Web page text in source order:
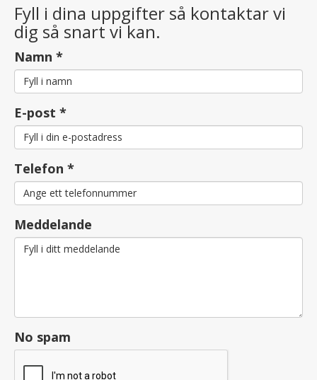
Fyll i dina uppgifter så kontaktar vi
dig så snart vi kan.
Namn *
E-post *
Telefon *
Meddelande
No spam